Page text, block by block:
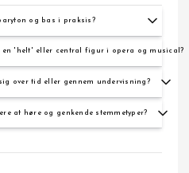
og bas i praksis?
er mørke og tunge. Lyt efter hvor i rummet
en 'helt' eller central figur i opera og musical?
ofte bedre frem end i en skingrende høj tenor.
over tid eller gennem undervisning?
er vigtigere end efterstræbte høje toner,
at høre og genkende stemmetyper?